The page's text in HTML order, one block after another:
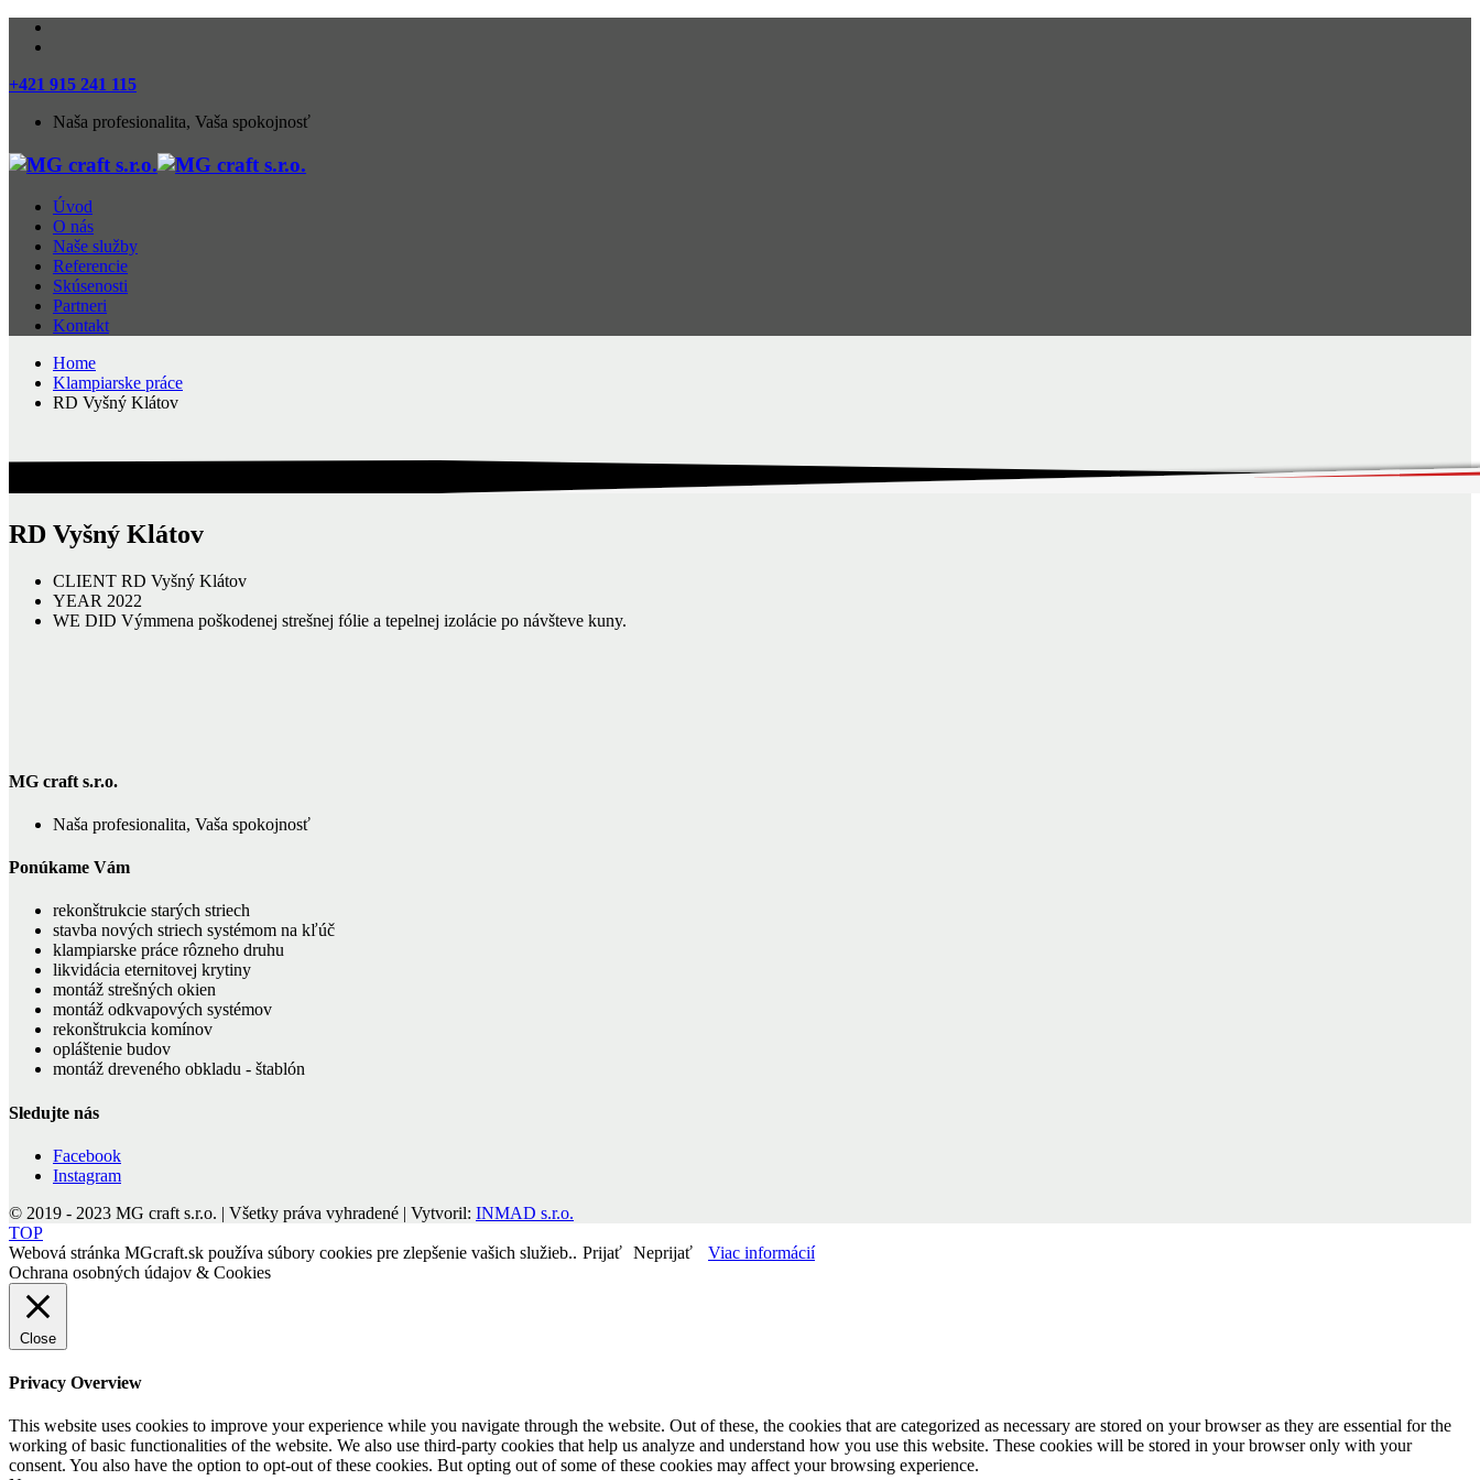
+421 915 241 115
Naša profesionalita, Vaša spokojnosť
Úvod
O nás
Naše služby
Referencie
Skúsenosti
Partneri
Kontakt
Home
Klampiarske práce
RD Vyšný Klátov
RD Vyšný Klátov
CLIENT RD Vyšný Klátov
YEAR 2022
WE DID Výmmena poškodenej strešnej fólie a tepelnej izolácie po návšteve kuny.
MG craft s.r.o.
Naša profesionalita, Vaša spokojnosť
Ponúkame Vám
rekonštrukcie starých striech
stavba nových striech systémom na kľúč
klampiarske práce rôzneho druhu
likvidácia eternitovej krytiny
montáž strešných okien
montáž odkvapových systémov
rekonštrukcia komínov
opláštenie budov
montáž dreveného obkladu - štablón
Sledujte nás
Facebook
Instagram
© 2019 - 2023 MG craft s.r.o. | Všetky práva vyhradené | Vytvoril: INMAD s.r.o.
TOP
Webová stránka MGcraft.sk používa súbory cookies pre zlepšenie vašich služieb.. Prijať Neprijať
Viac informácií
Ochrana osobných údajov & Cookies
Close
Privacy Overview
This website uses cookies to improve your experience while you navigate through the website. Out of these, the cookies that are categorized as necessary are stored on your browser as they are essential for the
working of basic functionalities of the website. We also use third-party cookies that help us analyze and understand how you use this website. These cookies will be stored in your browser only with your
consent. You also have the option to opt-out of these cookies. But opting out of some of these cookies may affect your browsing experience.